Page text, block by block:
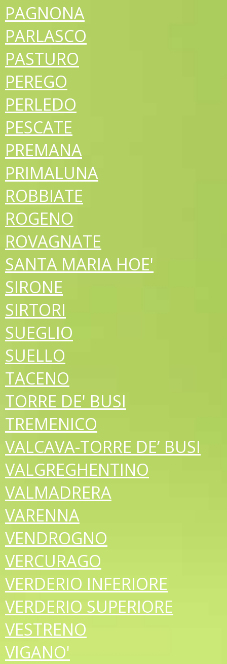
PAGNONA
PARLASCO
PASTURO
PEREGO
PERLEDO
PESCATE
PREMANA
PRIMALUNA
ROBBIATE
ROGENO
ROVAGNATE
SANTA MARIA HOE'
SIRONE
SIRTORI
SUEGLIO
SUELLO
TACENO
TORRE DE' BUSI
TREMENICO
VALCAVA-TORRE DE’ BUSI
VALGREGHENTINO
VALMADRERA
VARENNA
VENDROGNO
VERCURAGO
VERDERIO INFERIORE
VERDERIO SUPERIORE
VESTRENO
VIGANO'